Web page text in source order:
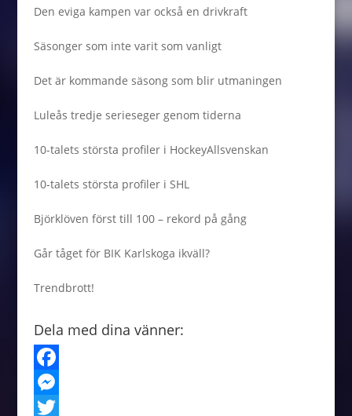
Den eviga kampen var också en drivkraft
Säsonger som inte varit som vanligt
Det är kommande säsong som blir utmaningen
Luleås tredje serieseger genom tiderna
10-talets största profiler i HockeyAllsvenskan
10-talets största profiler i SHL
Björklöven först till 100 – rekord på gång
Går tåget för BIK Karlskoga ikväll?
Trendbrott!
Dela med dina vänner:
F
aM